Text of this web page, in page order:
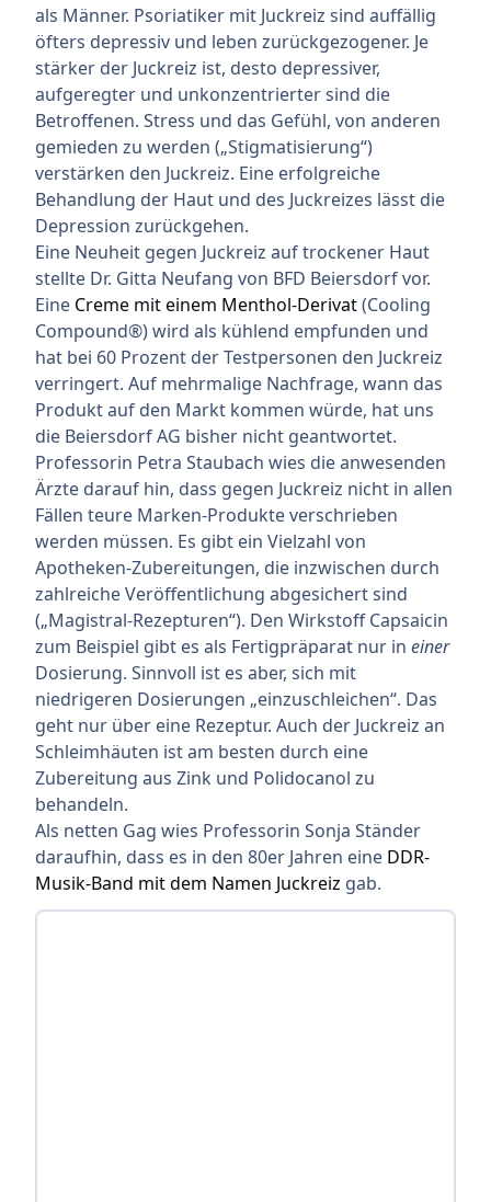
als Männer. Psoriatiker mit Juckreiz sind auffällig
öfters depressiv und leben zurückgezogener. Je
stärker der Juckreiz ist, desto depressiver,
aufgeregter und unkonzentrierter sind die
Betroffenen. Stress und das Gefühl, von anderen
gemieden zu werden („Stigmatisierung“)
verstärken den Juckreiz. Eine erfolgreiche
Behandlung der Haut und des Juckreizes lässt die
Depression zurückgehen.
Eine Neuheit gegen Juckreiz auf trockener Haut
stellte Dr. Gitta Neufang von BFD Beiersdorf vor.
Eine Creme mit einem Menthol-Derivat(Cooling
Compound®) wird als kühlend empfunden und
hat bei 60 Prozent der Testpersonen den Juckreiz
verringert. Auf mehrmalige Nachfrage, wann das
Produkt auf den Markt kommen würde, hat uns
die Beiersdorf AG bisher nicht geantwortet.
Professorin Petra Staubach wies die anwesenden
Ärzte darauf hin, dass gegen Juckreiz nicht in allen
Fällen teure Marken-Produkte verschrieben
werden müssen. Es gibt ein Vielzahl von
Apotheken-Zubereitungen, die inzwischen durch
zahlreiche Veröffentlichung abgesichert sind
(„Magistral-Rezepturen“). Den Wirkstoff Capsaicin
zum Beispiel gibt es als Fertigpräparat nur in einer
Dosierung. Sinnvoll ist es aber, sich mit
niedrigeren Dosierungen „einzuschleichen“. Das
geht nur über eine Rezeptur. Auch der Juckreiz an
Schleimhäuten ist am besten durch eine
Zubereitung aus Zink und Polidocanol zu
behandeln.
Als netten Gag wies Professorin Sonja Ständer
daraufhin, dass es in den 80er Jahren eine DDR-
Musik-Band mit dem Namen Juckreiz gab.